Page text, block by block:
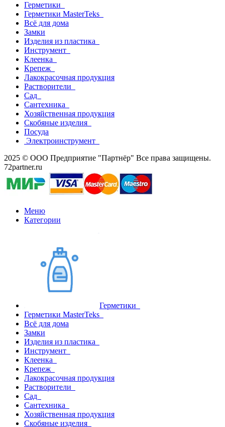
Герметики
Герметики MasterTeks
Всё для дома
Замки
Изделия из пластика
Инструмент
Клеенка
Крепеж
Лакокрасочная продукция
Растворители
Сад
Сантехника
Хозяйственная продукция
Скобяные изделия
Посуда
Электроинструмент
2025 © ООО Предприятие "Партнёр" Все права защищены.
72partner.ru
Меню
Категории
Герметики
Герметики MasterTeks
Всё для дома
Замки
Изделия из пластика
Инструмент
Клеенка
Крепеж
Лакокрасочная продукция
Растворители
Сад
Сантехника
Хозяйственная продукция
Скобяные изделия